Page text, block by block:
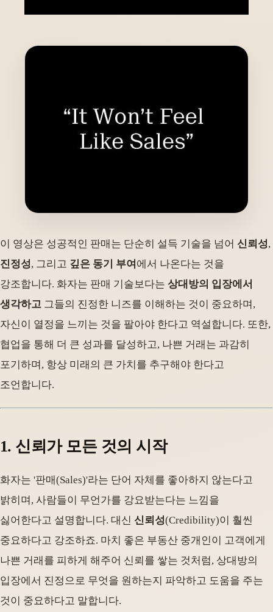
이 영상은 성공적인 판매는 단순히 설득 기술을 넘어 신뢰성,
진정성, 그리고 깊은 동기 부여 에서 나온다는 것을
강조합니다. 화자는 판매 기술보다는 상대방의 입장에서
생각하고 그들의 진정한 니즈를 이해하는 것이 중요하며,
자신이 열정을 느끼는 것을 팔아야 한다고 역설합니다. 또한,
협업을 통해 더 큰 성과를 달성하고, 나쁜 거래는 과감히
포기하며, 항상 미래의 큰 가치를 추구해야 한다고
조언합니다.
1. 신뢰가 모든 것의 시작
화자는 '판매(Sales)'라는 단어 자체를 좋아하지 않는다고
밝히며, 사람들이 무언가를 강요받는다는 느낌을
싫어한다고 설명합니다. 대신 신뢰성(Credibility)이 훨씬
중요하다고 강조하죠. 마치 좋은 부동산 중개인이 고객에게
나쁜 거래를 피하게 해주어 신뢰를 쌓는 것처럼, 상대방의
입장에서 진정으로 무엇을 원하는지 파악하고 도움을 주는
것이 중요하다고 말합니다.